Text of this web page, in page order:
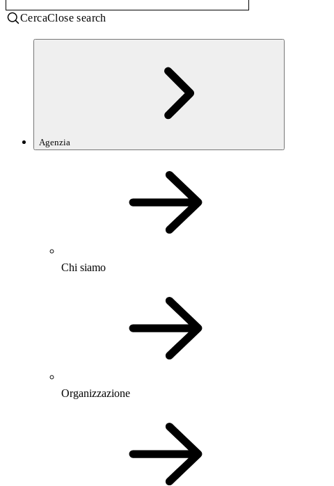
CercaClose search
Agenzia
Chi siamo
Organizzazione